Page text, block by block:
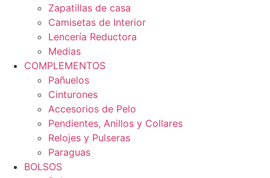
Zapatillas de casa
Camisetas de Interior
Lencería Reductora
Medias
COMPLEMENTOS
Pañuelos
Cinturones
Accesorios de Pelo
Pendientes, Anillos y Collares
Relojes y Pulseras
Paraguas
BOLSOS